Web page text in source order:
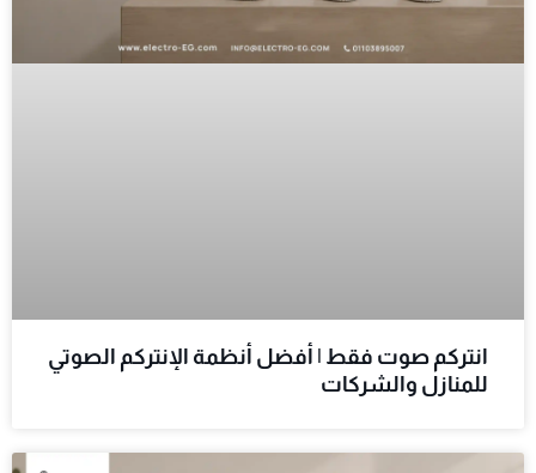
انتركم صوت فقط | أفضل أنظمة الإنتركم الصوتي
للمنازل والشركات